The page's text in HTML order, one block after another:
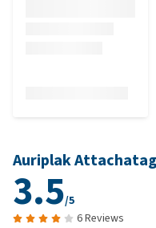
Auriplak
3.5/5
6 Reviews